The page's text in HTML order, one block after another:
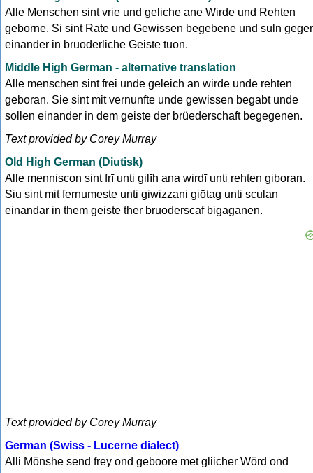
Alle Menschen sint vrie und geliche ane Wirde und Rehten
geborne. Si sint Rate und Gewissen begebene und suln
einander in bruoderliche Geiste tuon.
Middle High German - alternative translation
Alle menschen sint frei unde geleich an wirde unde rehten
geboran. Sie sint mit vernunfte unde gewissen begabt unde
sollen einander in dem geiste der brüederschaft begegenen.
Text provided by Corey Murray
Old High German (Diutisk)
Alle menniscon sint frī unti gilīh ana wirdī unti rehten giboran.
Siu sint mit fernumeste unti giwizzani giōtag unti sculan
einandar in them geiste ther bruoderscaf bigaganen.
Text provided by Corey Murray
German (Swiss - Lucerne dialect)
Alli Mönshe send frey ond geboore met gliicher Wörd ond